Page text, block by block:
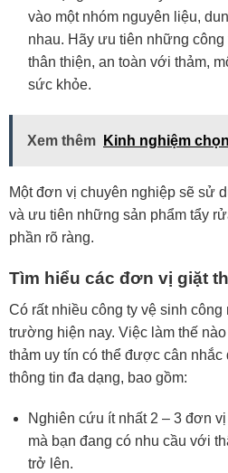
vào một nhóm nguyên liệu,
nhau. Hãy ưu tiên những
thân thiện, an toàn với thảm,
sức khỏe.
Xem thêm Kinh nghiệm
Một đơn vị chuyên nghiệp sẽ sử
và ưu tiên những sản phẩm tẩy
phần rõ ràng.
Tìm hiểu các đơn vị giặt
Có rất nhiều công ty vệ sinh
trường hiện nay. Việc làm thế
thảm uy tín có thể được cân
thông tin đa dạng, bao gồm:
Nghiên cứu ít nhất 2 – 3 đơn
mà bạn đang có nhu cầu với
trở lên.